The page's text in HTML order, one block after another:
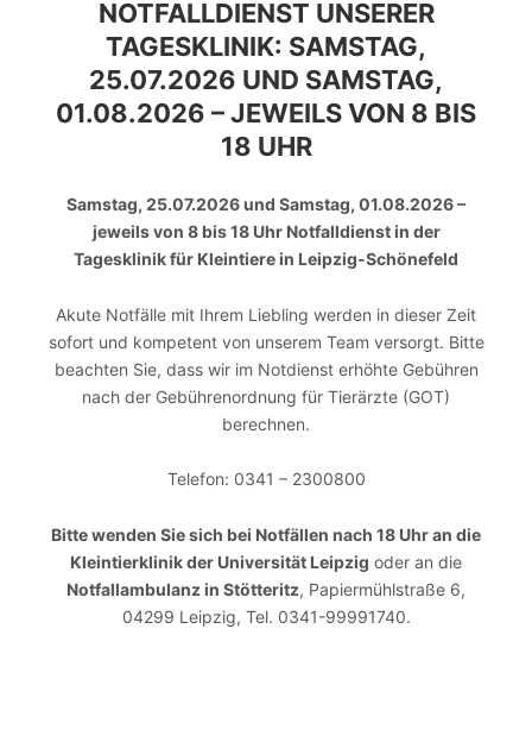
NOTFALLDIENST UNSERER
TAGESKLINIK: SAMSTAG,
25.07.2026 UND SAMSTAG,
01.08.2026 – JEWEILS VON 8 BIS
18 UHR
Samstag, 25.07.2026 und Samstag, 01.08.2026 –
jeweils von 8 bis 18 Uhr Notfalldienst in der
Tagesklinik für Kleintiere in Leipzig-Schönefeld
Akute Notfälle mit Ihrem Liebling werden in dieser Zeit
sofort und kompetent von unserem Team versorgt. Bitte
beachten Sie, dass wir im Notdienst erhöhte Gebühren
nach der Gebührenordnung für Tierärzte (GOT)
berechnen.
Telefon: 0341 – 2300800
Bitte wenden Sie sich bei Notfällen nach 18 Uhr an die
Kleintierklinik der Universität Leipzig oder an die
Notfallambulanz in Stötteritz, Papiermühlstraße 6,
04299 Leipzig, Tel. 0341-99991740.